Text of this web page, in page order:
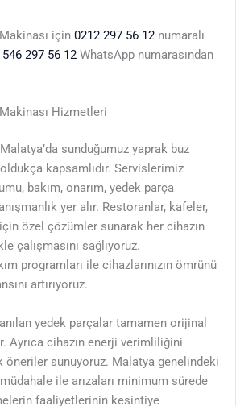
için 0212 297 56 12 numaralı
297 56 12 WhatsApp numarasından
Hizmetleri
sunduğumuz yaprak buz
kapsamlıdır. Servislerimiz
bakım, onarım, yedek parça
yer alır. Restoranlar, kafeler,
özel çözümler sunarak her cihazın
çalışmasını sağlıyoruz.
programları ile cihazlarınızın ömrünü
artırıyoruz.
yedek parçalar tamamen orijinal
Ayrıca cihazın enerji verimliliğini
öneriler sunuyoruz. Malatya genelindeki
ile arızaları minimum sürede
faaliyetlerinin kesintiye